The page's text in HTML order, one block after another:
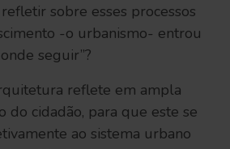
sobre esses processos
-o urbanismo- entrou
seguir”?
reflete em ampla
do cidadão, para que este se
ao sistema urbano